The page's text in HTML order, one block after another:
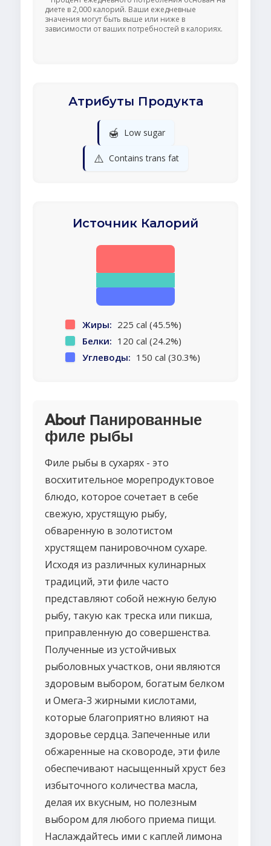
диете в 2,000 калорий. Ваши ежедневные
значения могут быть выше или ниже в
зависимости от ваших потребностей в калориях.
Атрибуты Продукта
🍯 Low sugar
⚠️ Contains trans fat
Источник Калорий
Жиры: 225 cal (45.5%)
Белки: 120 cal (24.2%)
Углеводы: 150 cal (30.3%)
About Панированные
филе рыбы
Филе рыбы в сухарях - это
восхитительное морепродуктовое
блюдо, которое сочетает в себе
свежую, хрустящую рыбу,
обваренную в золотистом
хрустящем панировочном сухаре.
Исходя из различных кулинарных
традиций, эти филе часто
представляют собой нежную белую
рыбу, такую как треска или пикша,
приправленную до совершенства.
Полученные из устойчивых
рыболовных участков, они являются
здоровым выбором, богатым белком
и Омега-3 жирными кислотами,
которые благоприятно влияют на
здоровье сердца. Запеченные или
обжаренные на сковороде, эти филе
обеспечивают насыщенный хруст без
избыточного количества масла,
делая их вкусным, но полезным
выбором для любого приема пищи.
Наслаждайтесь ими с каплей лимона